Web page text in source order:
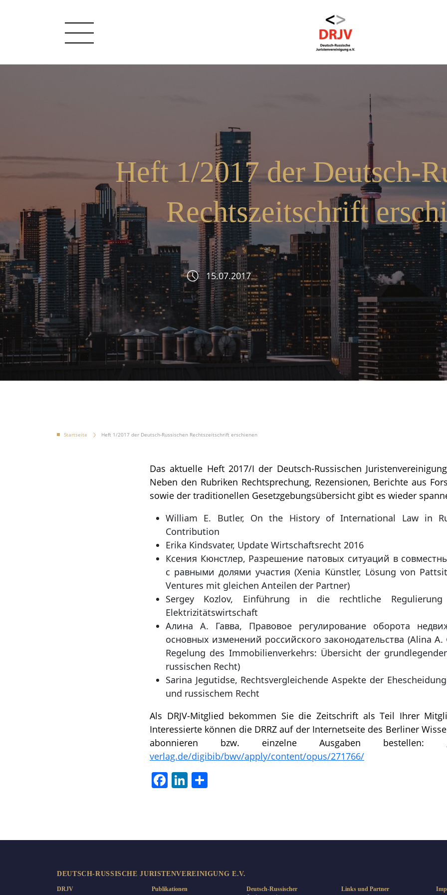
Heft 1/2017 der Deutsch-
Rechtszeitschrift
15.07.2017
Startseite Heft 1/2017 der Deutsch-Russischen Rechtszeitschrift erschienen
Das aktuelle Heft 2017/I der Deutsch-Russischen
Neben den Rubriken Rechtsprechung, Rezensionen, Berichte aus
sowie der traditionellen Gesetzgebungsübersicht gibt es wieder
William E. Butler, On the History of International Law in
Contribution
Erika Kindsvater, Update Wirtschaftsrecht 2016
Ксения Кюнстлер, Разрешение патовых ситуаций в
с равными долями участия (Xenia Künstler, Lösung von
Ventures mit gleichen Anteilen der Partner)
Sergey Kozlov, Einführung in die rechtliche
Elektrizitätswirtschaft
Алина А. Гавва, Правовое регулирование оборота
основных изменений российского законодательства (Alina A.
Regelung des Immobilienverkehrs: Übersicht der
russischen Recht)
Sarina Jegutidse, Rechtsvergleichende Aspekte der
und russischem Recht
Als DRJV-Mitglied bekommen Sie die Zeitschrift als Teil Ihrer
Interessierte können die DRRZ auf der Internetseite des Berliner
abonnieren bzw. einzelne Ausgaben bestellen:
verlag.de/digibib/bwv/apply/content/opus/271766/
FacebookLinkedIn
DEUTSCH-RUSSISCHE JURISTENVEREINIGUNG E.V.
DRJV Publikationen
Deutsch-Russischer
Links und Partner